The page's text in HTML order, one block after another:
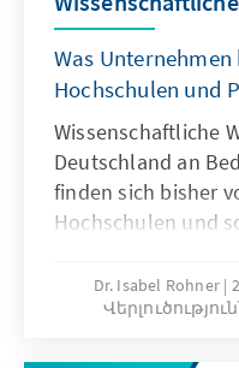
Was
Hochschulen und
Wissenschaftliche
Deutschland an
finden sich bisher
Hochschulen und
sind aufgefordert
Dr. Isabel Rohner